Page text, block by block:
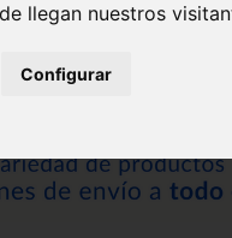
llegan nuestros
Configurar